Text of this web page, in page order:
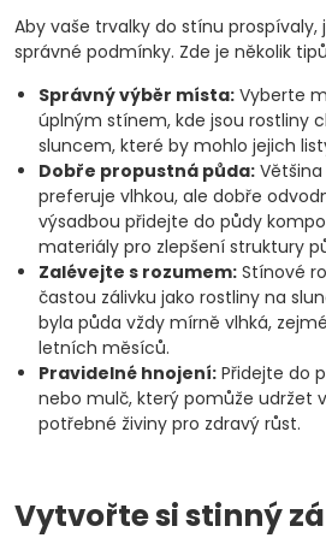
Aby vaše trvalky do stínu prospívaly,
správné podmínky. Zde je několik
Správný výběr místa: Vyberte
úplným stínem, kde jsou rostliny
sluncem, které by mohlo jejich
Dobře propustná půda:
preferuje vlhkou, ale dobře
výsadbou přidejte do půdy
materiály pro zlepšení struktury
Zalévejte s rozumem: Stínové
častou zálivku jako rostliny na
byla půda vždy mírně vlhká,
letních měsíců.
Pravidelné hnojení: Přidejte do
nebo mulč, který pomůže udržet
potřebné živiny pro zdravý růst.
Vytvořte si stinný